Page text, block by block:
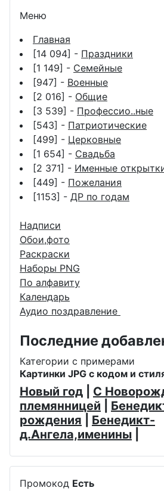
Меню
Главная
[14 094] - Праздники
[1 149] - Семейные
[947] - Военные
[2 016] - Общие
[3 539] - Профессио..ные
[543] - Патриотические
[499] - Церковные
[1 654] - Свадьба
[2 371] - Именные
[449] - Пожелания
[1153] - ДР по годам
Надписи
Обои,фото
Раскраски
Наборы PNG
По алфавиту
Календарь
Аудио поздравление
Последние
Категории с примерами
Картинки JPG с кодом и
Новый год
С
племянницей
рождения
Бенедикт-
д.Ангела,именины
Промокод Есть